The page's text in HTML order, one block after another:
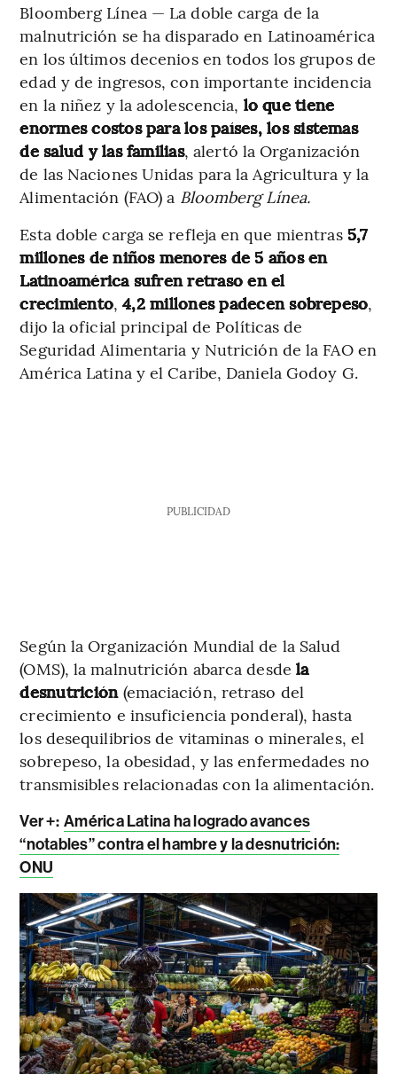
Bloomberg Línea — La doble carga de la
malnutrición se ha disparado en Latinoamérica
en los últimos decenios en todos los grupos de
edad y de ingresos, con importante incidencia
en la niñez y la adolescencia, lo que tiene
enormes costos para los países, los sistemas
de salud y las familias, alertó la Organización
de las Naciones Unidas para la Agricultura y la
Alimentación (FAO) a Bloomberg Línea.
Esta doble carga se refleja en que mientras 5,7
millones de niños menores de 5 años en
Latinoamérica sufren retraso en el
crecimiento,4,2 millones padecen sobrepeso,
dijo la oficial principal de Políticas de
Seguridad Alimentaria y Nutrición de la FAO en
América Latina y el Caribe, Daniela Godoy G.
PUBLICIDAD
Según la Organización Mundial de la Salud
(OMS), la malnutrición abarca desde la
desnutrición (emaciación, retraso del
crecimiento e insuficiencia ponderal), hasta
los desequilibrios de vitaminas o minerales, el
sobrepeso, la obesidad, y las enfermedades no
transmisibles relacionadas con la alimentación.
Ver +: América Latina ha logrado avances
“notables” contra el hambre y la desnutrición:
ONU